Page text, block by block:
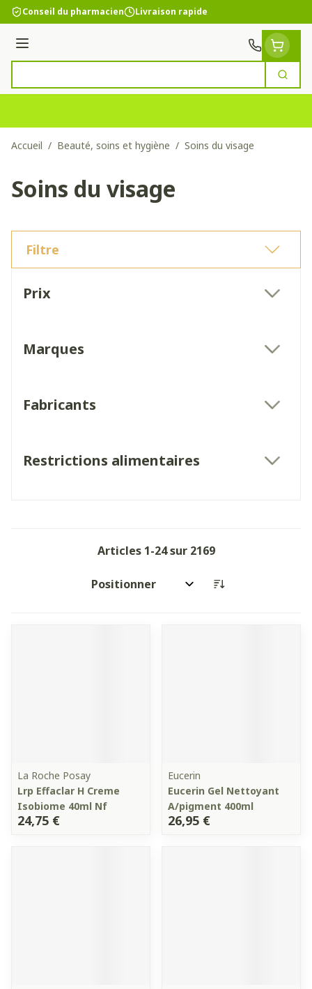
Aller au contenu
Conseil du pharmacien Livraison rapide
Menu
Accueil / Beauté, soins et hygiène / Soins du visage
Soins du visage
Filtre
Prix
Marques
Fabricants
Restrictions alimentaires
Articles 1-24sur 2169
Trier par:
La Roche Posay
Lrp Effaclar H Creme
Isobiome 40ml Nf
24,75 €
Eucerin
Eucerin Gel Nettoyant
A/pigment 400ml
26,95 €